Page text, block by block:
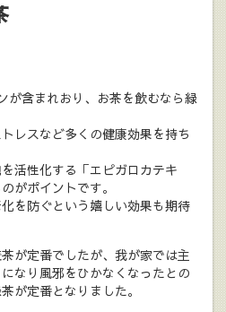
が含まれおり、お茶を飲むなら緑
レスなど多くの健康効果を持ち
活性化する「エピガロカテキ
がポイントです。
を防ぐという嬉しい効果も期待
が定番でしたが、我が家では主
なり風邪をひかなくなったとの
が定番となりました。